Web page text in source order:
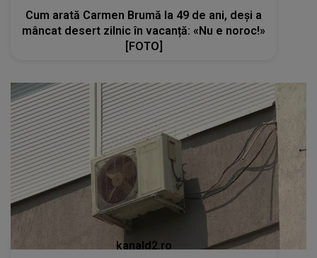
Cum arată Carmen Brumă la 49 de ani, deși a
mâncat desert zilnic în vacanță: «Nu e noroc!»
[FOTO]
kanald2.ro